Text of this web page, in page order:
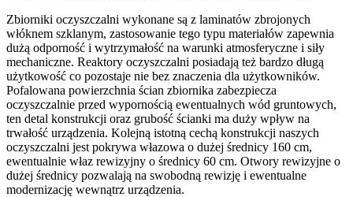
Zbiorniki oczyszczalni wykonane są z laminatów zbrojonych
włóknem szklanym, zastosowanie tego typu materiałów zapewnia
dużą odporność i wytrzymałość na warunki atmosferyczne i siły
mechaniczne. Reaktory oczyszczalni posiadają też bardzo długą
użytkowość co pozostaje nie bez znaczenia dla użytkowników.
Pofalowana powierzchnia ścian zbiornika zabezpiecza
oczyszczalnie przed wypornością ewentualnych wód gruntowych,
ten detal konstrukcji oraz grubość ścianki ma duży wpływ na
trwałość urządzenia. Kolejną istotną cechą konstrukcji naszych
oczyszczalni jest pokrywa włazowa o dużej średnicy 160 cm,
ewentualnie właz rewizyjny o średnicy 60 cm. Otwory rewizyjne o
dużej średnicy pozwalają na swobodną rewizję i ewentualne
modernizację wewnątrz urządzenia.